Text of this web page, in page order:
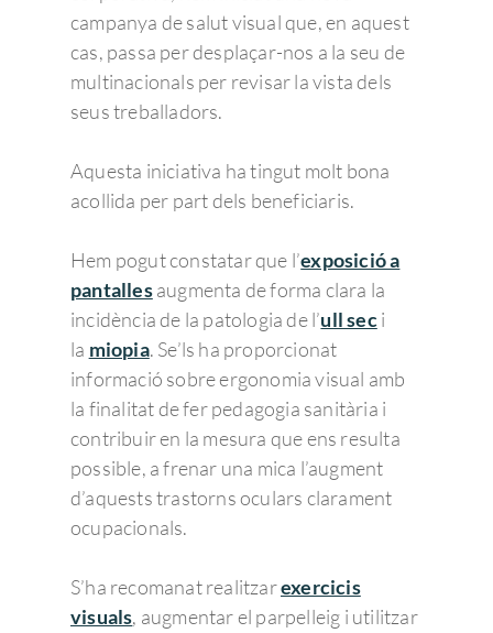
campanya de salut visual que, en aquest
cas, passa per desplaçar-nos a la seu de
multinacionals per revisar la vista dels
seus treballadors.
Aquesta iniciativa ha tingut molt bona
acollida per part dels beneficiaris.
Hem pogut constatar que l’exposició a
pantallesaugmenta de forma clara la
incidència de la patologia de l’ull seci
la miopia. Se’ls ha proporcionat
informació sobre ergonomia visual amb
la finalitat de fer pedagogia sanitària i
contribuir en la mesura que ens resulta
possible, a frenar una mica l’augment
d’aquests trastorns oculars clarament
ocupacionals.
S’ha recomanat realitzarexercicis
visuals, augmentar el parpelleig i utilitzar